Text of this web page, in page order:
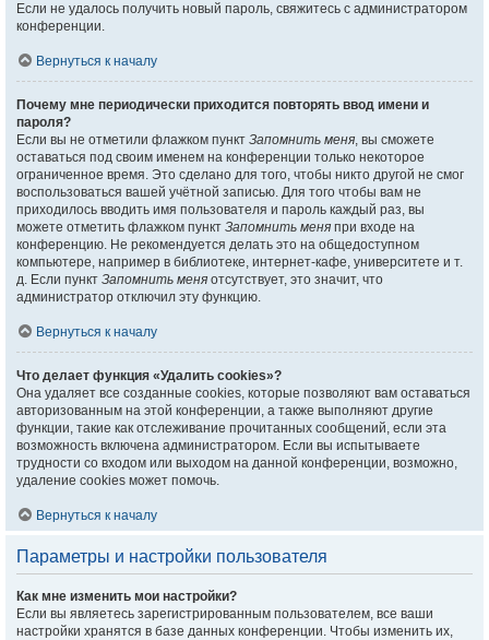
Если не удалось получить новый пароль, свяжитесь с администратором
конференции.
Вернуться к началу
Почему мне периодически приходится повторять ввод имени и
пароля?
Если вы не отметили флажком пункт Запомнить меня, вы сможете
оставаться под своим именем на конференции только некоторое
ограниченное время. Это сделано для того, чтобы никто другой не смог
воспользоваться вашей учётной записью. Для того чтобы вам не
приходилось вводить имя пользователя и пароль каждый раз, вы
можете отметить флажком пункт Запомнить меня при входе на
конференцию. Не рекомендуется делать это на общедоступном
компьютере, например в библиотеке, интернет-кафе, университете и т.
д. Если пункт Запомнить меня отсутствует, это значит, что
администратор отключил эту функцию.
Вернуться к началу
Что делает функция «Удалить cookies»?
Она удаляет все созданные cookies, которые позволяют вам оставаться
авторизованным на этой конференции, а также выполняют другие
функции, такие как отслеживание прочитанных сообщений, если эта
возможность включена администратором. Если вы испытываете
трудности со входом или выходом на данной конференции, возможно,
удаление cookies может помочь.
Вернуться к началу
Параметры и настройки пользователя
Как мне изменить мои настройки?
Если вы являетесь зарегистрированным пользователем, все ваши
настройки хранятся в базе данных конференции. Чтобы изменить их,